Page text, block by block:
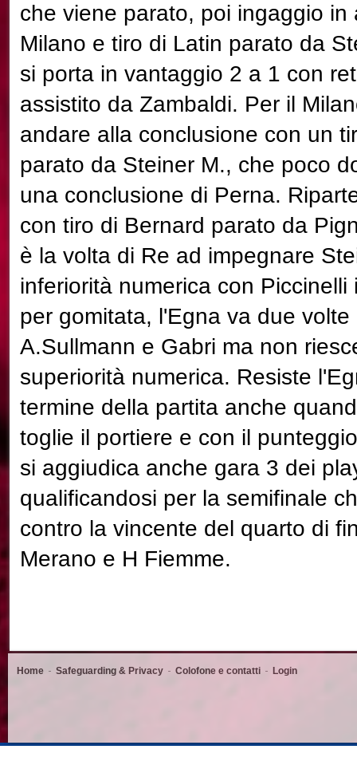
che viene parato, poi ingaggio in
Milano e tiro di Latin parato da
si porta in vantaggio 2 a 1 con
assistito da Zambaldi. Per il
andare alla conclusione con un
parato da Steiner M., che poco
una conclusione di Perna.
con tiro di Bernard parato da
è la volta di Re ad impegnare
inferiorità numerica con Piccinelli
per gomitata, l'Egna va due volte
A.Sullmann e Gabri ma non
superiorità numerica. Resiste
termine della partita anche
toglie il portiere e con il
si aggiudica anche gara 3 dei
qualificandosi per la semifinale
contro la vincente del quarto di
Merano e H Fiemme.
Home Safeguarding & Privacy Colofone e contatti Login